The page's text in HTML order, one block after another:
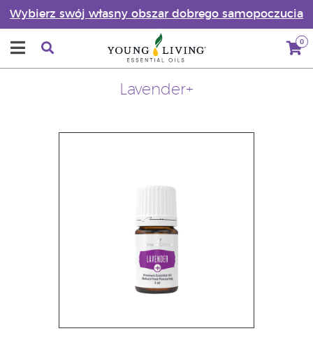
Wybierz swój własny obszar dobrego samopoczucia
0
Lavender+